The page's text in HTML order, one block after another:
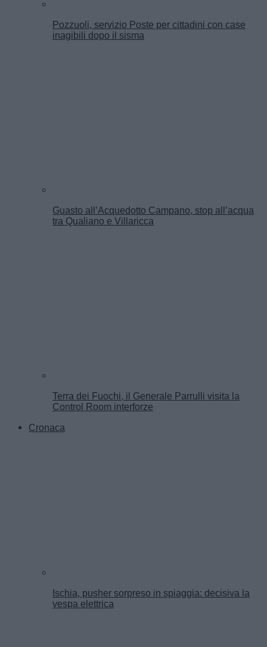
Pozzuoli, servizio Poste per cittadini con case
inagibili dopo il sisma
Guasto all’Acquedotto Campano, stop all’acqua
tra Qualiano e Villaricca
Terra dei Fuochi, il Generale Parrulli visita la
Control Room interforze
Cronaca
Ischia, pusher sorpreso in spiaggia: decisiva la
vespa elettrica